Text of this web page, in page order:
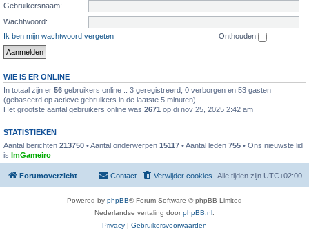
Gebruikersnaam:
Wachtwoord:
Ik ben mijn wachtwoord vergeten
Onthouden
WIE IS ER ONLINE
In totaal zijn er 56 gebruikers online :: 3 geregistreerd, 0 verborgen en 53 gasten
(gebaseerd op actieve gebruikers in de laatste 5 minuten)
Het grootste aantal gebruikers online was 2671 op di nov 25, 2025 2:42 am
STATISTIEKEN
Aantal berichten 213750 • Aantal onderwerpen 15117 • Aantal leden 755 • Ons nieuwste lid
is ImGameiro
Forumoverzicht Alle tijden zijn UTC+02:00
Verwijder cookies
Contact
Powered by phpBB® Forum Software © phpBB Limited
Nederlandse vertaling doorphpBB.nl
Privacy | Gebruikersvoorwaarden